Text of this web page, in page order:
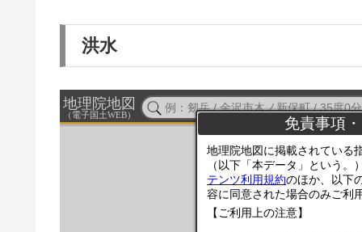
洪水